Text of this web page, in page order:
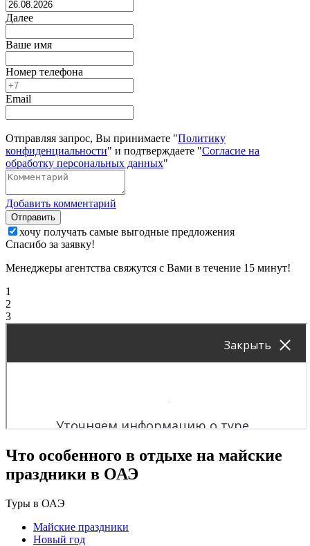
Далее
Ваше имя
Номер телефона
Email
Отправляя запрос, Вы принимаете "Политику
конфиденциальности" и подтверждаете "Согласие на
обработку персональных данных"
Добавить комментарий
Отправить
хочу получать самые выгодные предложения
Спасибо за заявку!
Менеджеры агентства свяжутся с Вами в течение 15 минут!
1
2
3
Что особенного в отдыхе на майские
праздники в ОАЭ
Туры в ОАЭ
Майские праздники
Новый год